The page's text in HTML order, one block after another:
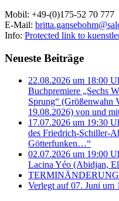
Mobil: +49-(0)175-52 70 777
E-Mail:
Info: Protected link to
Neueste Beiträge
22.08.2026 um 18:00
Buchpremiere „Sechs
Sprung“ (Größenwahn
19.08.2026) von und
17.07.2026 um 19:30
des Friedrich-Schiller-
Götterfunken…“
02.07.2026 um 19:00
Lacina Yéo (Abidjan,
Verlegt auf 07. Juni um